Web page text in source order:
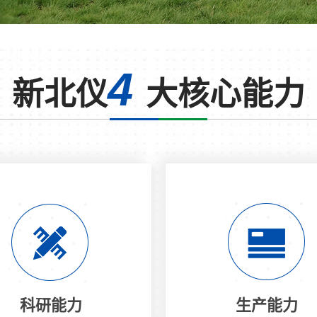
新北仪4 大核心能力
科研能力 生产能力